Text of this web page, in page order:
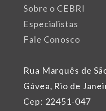
Rua Marquês de
Gávea, Rio de
Cep: 22451-047
Sobre o CEBRI
Especialistas
Fale Conosco